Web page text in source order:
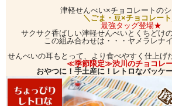
津軽せんべい×チョコレートの
＼ごま・豆×チョコレー
最強タッグ登場★
サクサク香ばしい津軽せんべいとくちどけ
この組み合わせは・・・ヤメラレナ
せんべいの耳もとって、より食べやすく仕上げ
≪季節限定≫渋川のチョコレ
おやつに！手土産に！レトロなパッケ